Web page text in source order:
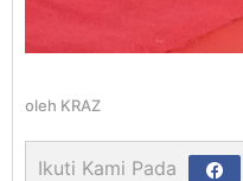
oleh KRAZ
Ikuti Kami Pada